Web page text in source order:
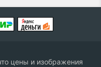
цены и изображения